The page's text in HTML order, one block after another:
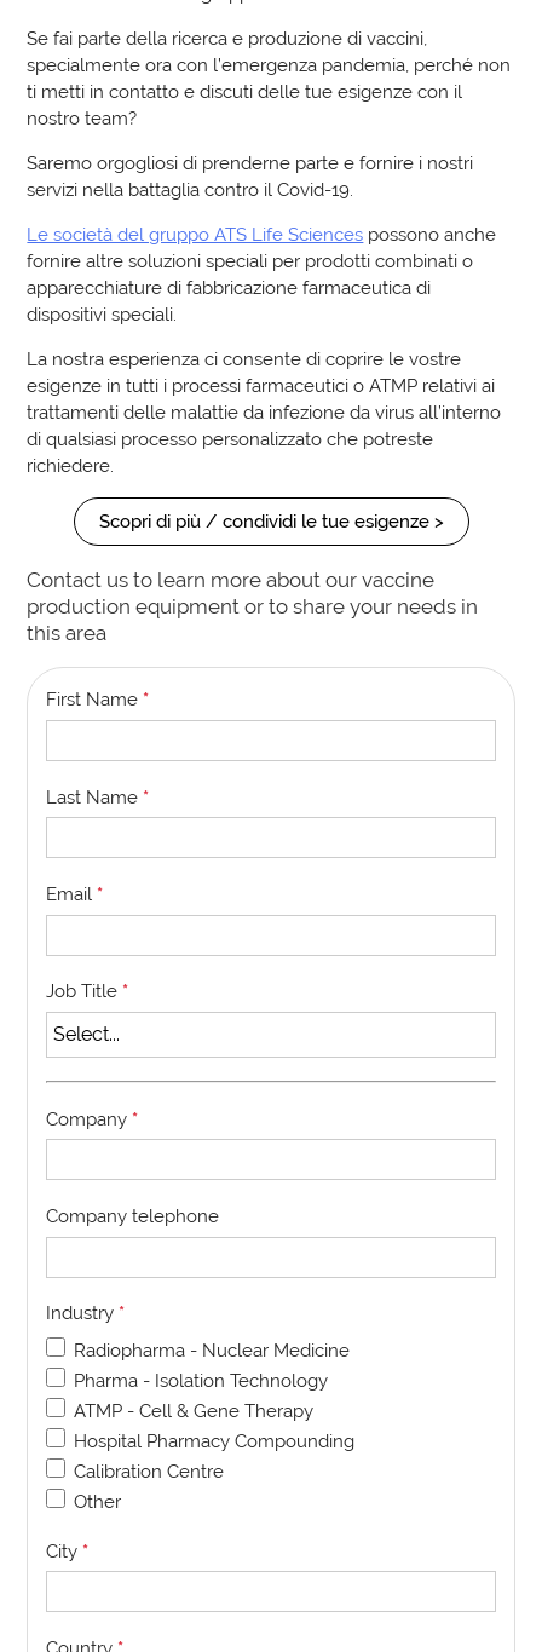
Se fai parte della ricerca e produzione di vaccini,
specialmente ora con l’emergenza pandemia, perché non
ti metti in contatto e discuti delle tue esigenze con il
nostro team?
Saremo orgogliosi di prenderne parte e fornire i nostri
servizi nella battaglia contro il Covid-19.
Le società del gruppo ATS Life Sciences possono anche
fornire altre soluzioni speciali per prodotti combinati o
apparecchiature di fabbricazione farmaceutica di
dispositivi speciali.
La nostra esperienza ci consente di coprire le vostre
esigenze in tutti i processi farmaceutici o ATMP relativi ai
trattamenti delle malattie da infezione da virus all’interno
di qualsiasi processo personalizzato che potreste
richiedere.
Scopri di più / condividi le tue esigenze >
Contact us to learn more about our vaccine
production equipment or to share your needs in
this area
First Name *
Last Name *
Email *
Job Title *
Company *
Company telephone
Industry *
Radiopharma - Nuclear Medicine
Pharma - Isolation Technology
ATMP - Cell & Gene Therapy
Hospital Pharmacy Compounding
Calibration Centre
Other
City *
Country *